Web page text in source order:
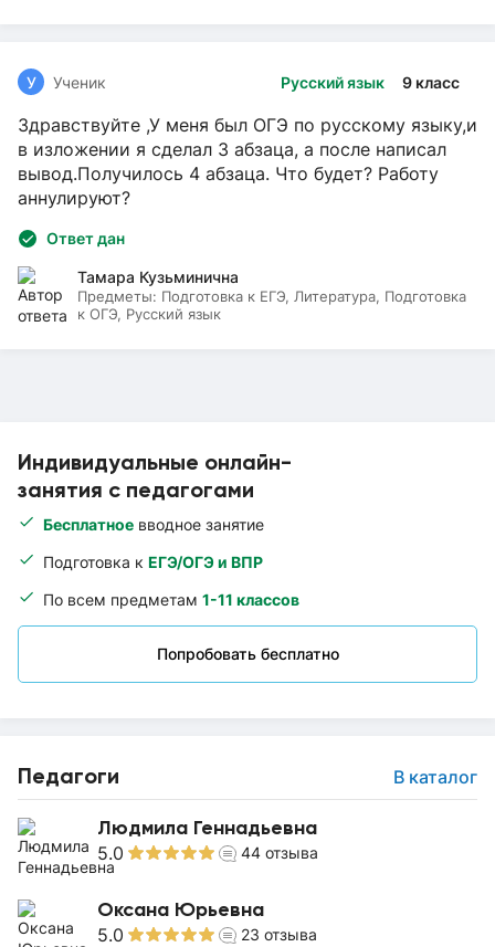
Индивидуальные онлайн-
занятия с педагогами
Бесплатное вводное занятие
Подготовка к ЕГЭ/ОГЭ и ВПР
По всем предметам 1-11 классов
Попробовать бесплатно
Педагоги В каталог
Людмила Геннадьевна
5.0 44 отзыва
Оксана Юрьевна
5.0 23 отзыва
Русский язык 9 класс
У Ученик
Здравствуйте ,У меня был ОГЭ по русскому языку,и
в изложении я сделал 3 абзаца, а после написал
вывод.Получилось 4 абзаца. Что будет? Работу
аннулируют?
Ответ дан
Тамара Кузьминична
Предметы: Подготовка к ЕГЭ, Литература, Подготовка
к ОГЭ, Русский язык